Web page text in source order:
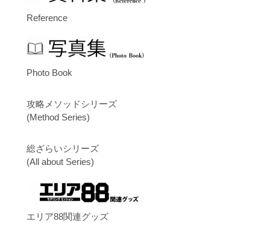
Reference
Photo Book
攻略メソッドシリーズ
(Method Series)
総ざらいシリーズ
(All about Series)
エリア88関連グッズ